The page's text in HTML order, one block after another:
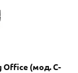
Office (мод. C-